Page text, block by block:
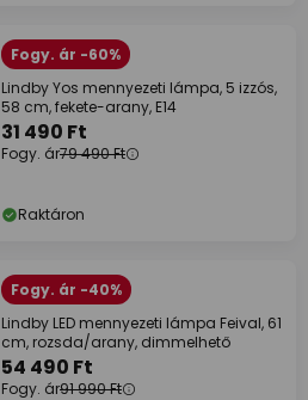
Fogy. ár -60%
Lindby Yos mennyezeti lámpa, 5 izzós,
58 cm, fekete-arany, E14
31 490 Ft
Fogy. ár79 490 Ft
Raktáron
Fogy. ár -40%
Lindby LED mennyezeti lámpa Feival, 61
cm, rozsda/arany, dimmelhető
54 490 Ft
Fogy. ár91 990 Ft